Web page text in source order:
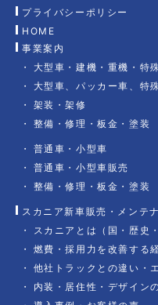
HOME
事業案内
大型車・建機・重機・特
大型車、パッカー車、特
架装・架修
整備・修理・板金・塗装
普通車・小型車
普通車・小型車販売
整備・修理・板金・塗装
スカニア新車販売・メンテ
スカニアとは（国・歴史
燃費・採用力を改善する
他社トラックとの違い・
内装・居住性・デザイン
プライバシーポリシー